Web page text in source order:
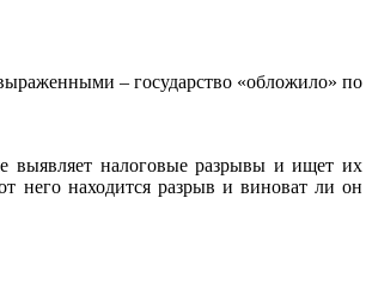
– государство «обложило» по
налоговые разрывы и ищет их
него находится разрыв и виноват ли он